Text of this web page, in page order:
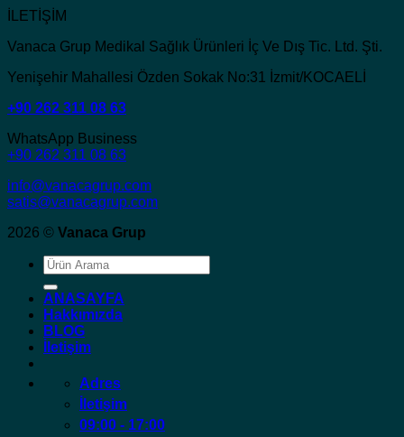
İLETİŞİM
Vanaca Grup Medikal Sağlık Ürünleri İç Ve Dış Tic. Ltd. Şti.
Yenişehir Mahallesi Özden Sokak No:31 İzmit/KOCAELİ
+90 262 311 08 63
WhatsApp Business
+90 262 311 08 63
info@vanacagrup.com
satis@vanacagrup.com
2026 © Vanaca Grup
Ara:
ANASAYFA
Hakkımızda
BLOG
İletişim
Adres
İletişim
09:00 - 17:00